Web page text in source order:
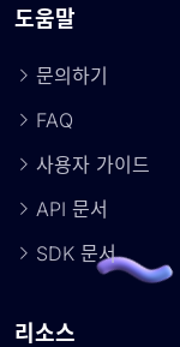
도움말
문의하기
FAQ
사용자 가이드
API 문서
SDK 문서
리소스